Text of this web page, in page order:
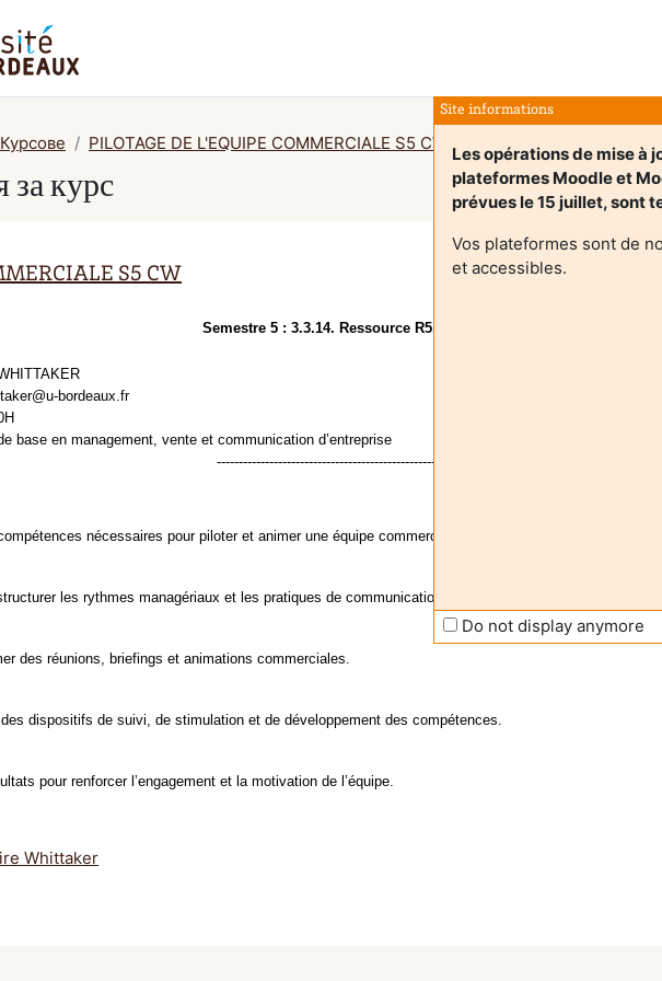
Site informations
Les opérations de mise à
plateformes Moodle et
prévues le 15 juillet, sont
Vos plateformes sont de
et accessibles.
Do not display anymore
Курсове PILOTAGE DE L'EQUIPE COMMERCIALE S5 CW Резюме
курс
S5 CW
Semestre 5 : 3.3.14. Ressource R5.BDM RC.14 : Pilotage de l’équipe
bordeaux.fr
base en management, vente et communication d’entreprise
nécessaires pour piloter et animer une équipe commerciale.
les rythmes managériaux et les pratiques de communication interne.
des réunions, briefings et animations commerciales.
dispositifs de suivi, de stimulation et de développement des compétences.
pour renforcer l’engagement et la motivation de l’équipe.
Whittaker